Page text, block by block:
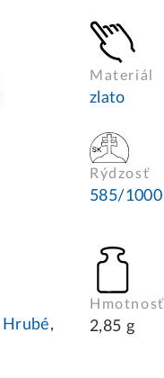
Materiál
zlato
Rýdzosť
585/1000
Hrubé,
Hmotnosť
2,85 g